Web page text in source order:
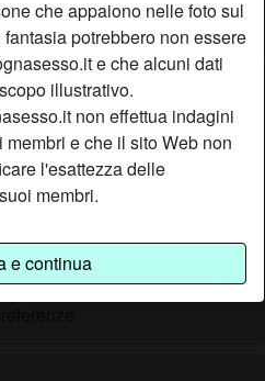
che appaiono nelle foto sul
potrebbero non essere
e che alcuni dati
illustrativo.
non effettua indagini
e che il sito Web non
l'esattezza delle
membri.
e continua
Sì
età, il sesso del passato era
e grazie
conosciuto vari modi di fare
affascinata. Parlo